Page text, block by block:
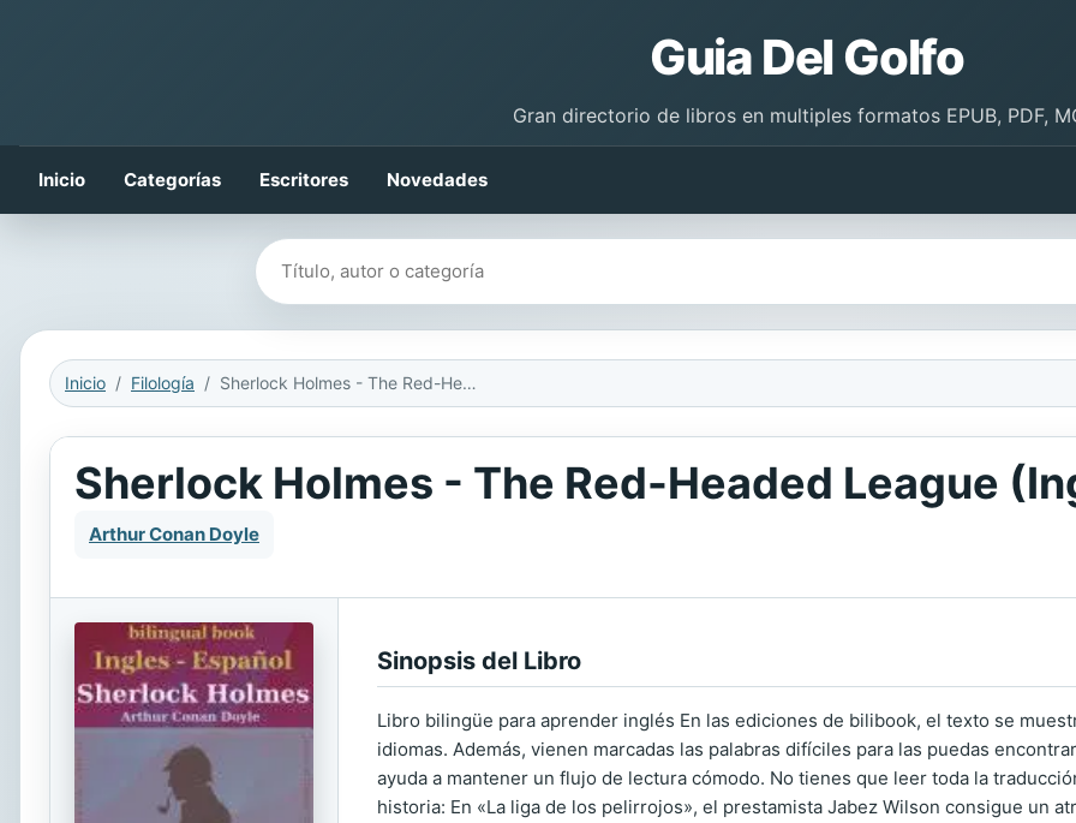
Guia Del Golfo
Gran directorio de libros en multiples formatos EPUB, PDF,
Inicio Categorías Escritores Novedades
Buscar libros
Inicio Filología Sherlock Holmes - The Red-Headed League (Ingles-Español)
Sherlock Holmes - The Red-Headed League
Arthur Conan Doyle
Sinopsis del Libro
Libro bilingüe para aprender inglés En las ediciones de bilibook, el texto se
idiomas. Además, vienen marcadas las palabras difíciles para las puedas
ayuda a mantener un flujo de lectura cómodo. No tienes que leer toda la
historia: En «La liga de los pelirrojos», el prestamista Jabez Wilson consigue un